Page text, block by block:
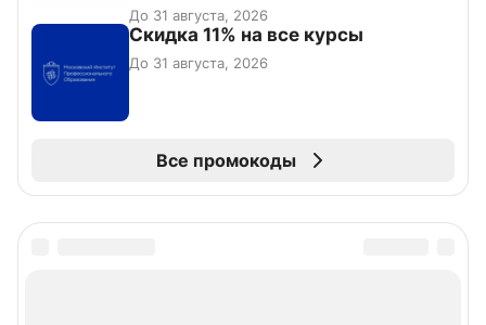
До 31 августа, 2026
Скидка 11% на все курсы
До 31 августа, 2026
Все промокоды